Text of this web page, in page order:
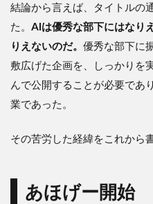
結論から言えば、タイトルの
た。 AIは優秀な部下にはなり
りえないのだ。 優秀な部下に
敷広げた企画を、しっかりを
んで公開することが必要であ
業であった。
その苦労した経緯をこれから
あほげー開始